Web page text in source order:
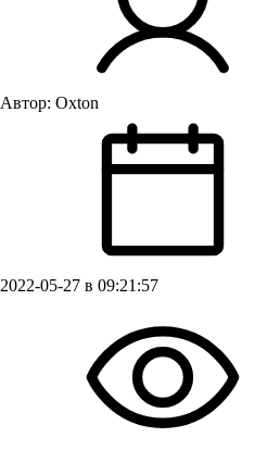
Автор: Oxton
2022-05-27 в 09:21:57